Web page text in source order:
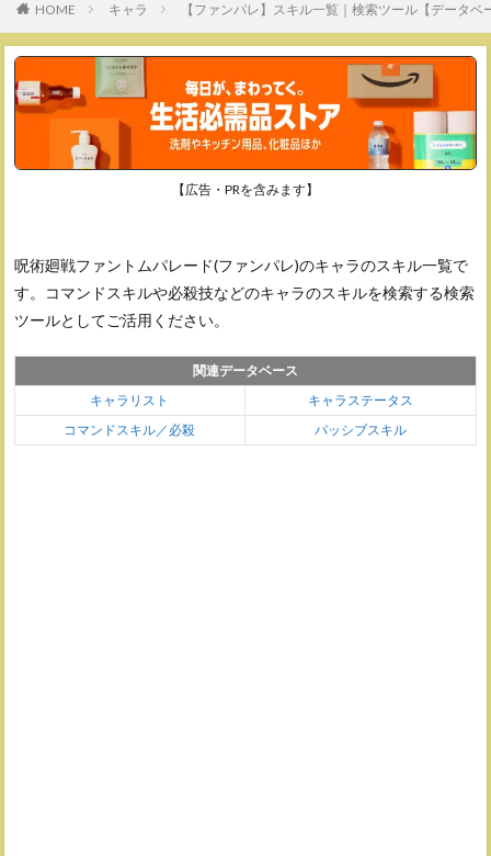
HOME キャラ 【ファンパレ】スキル一覧｜検索ツール【データベ
【広告・PRを含みます】
呪術廻戦ファントムパレード(ファンパレ)のキャラのスキル一覧で
す。コマンドスキルや必殺技などのキャラのスキルを検索する検索
ツールとしてご活用ください。
関連データベース
キャラリスト
キャラステータス
コマンドスキル／必殺
パッシブスキル